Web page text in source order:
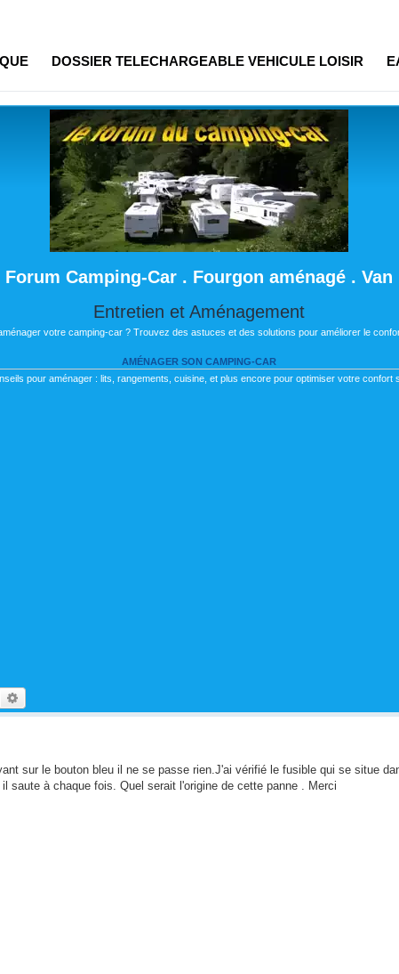
DOSSIER TELECHARGEABLE VEHICULE LOISIR
Forum Camping-Car . Fourgon aménagé . Van
Entretien et Aménagement
votre camping-car ? Trouvez des astuces et des solutions pour améliorer le
AMÉNAGER SON CAMPING-CAR
pour aménager : lits, rangements, cuisine, et plus encore pour optimiser votre confort
Rechercher
sur le bouton bleu il ne se passe rien.J'ai vérifié le fusible qui se situe
à chaque fois. Quel serait l'origine de cette panne . Merci